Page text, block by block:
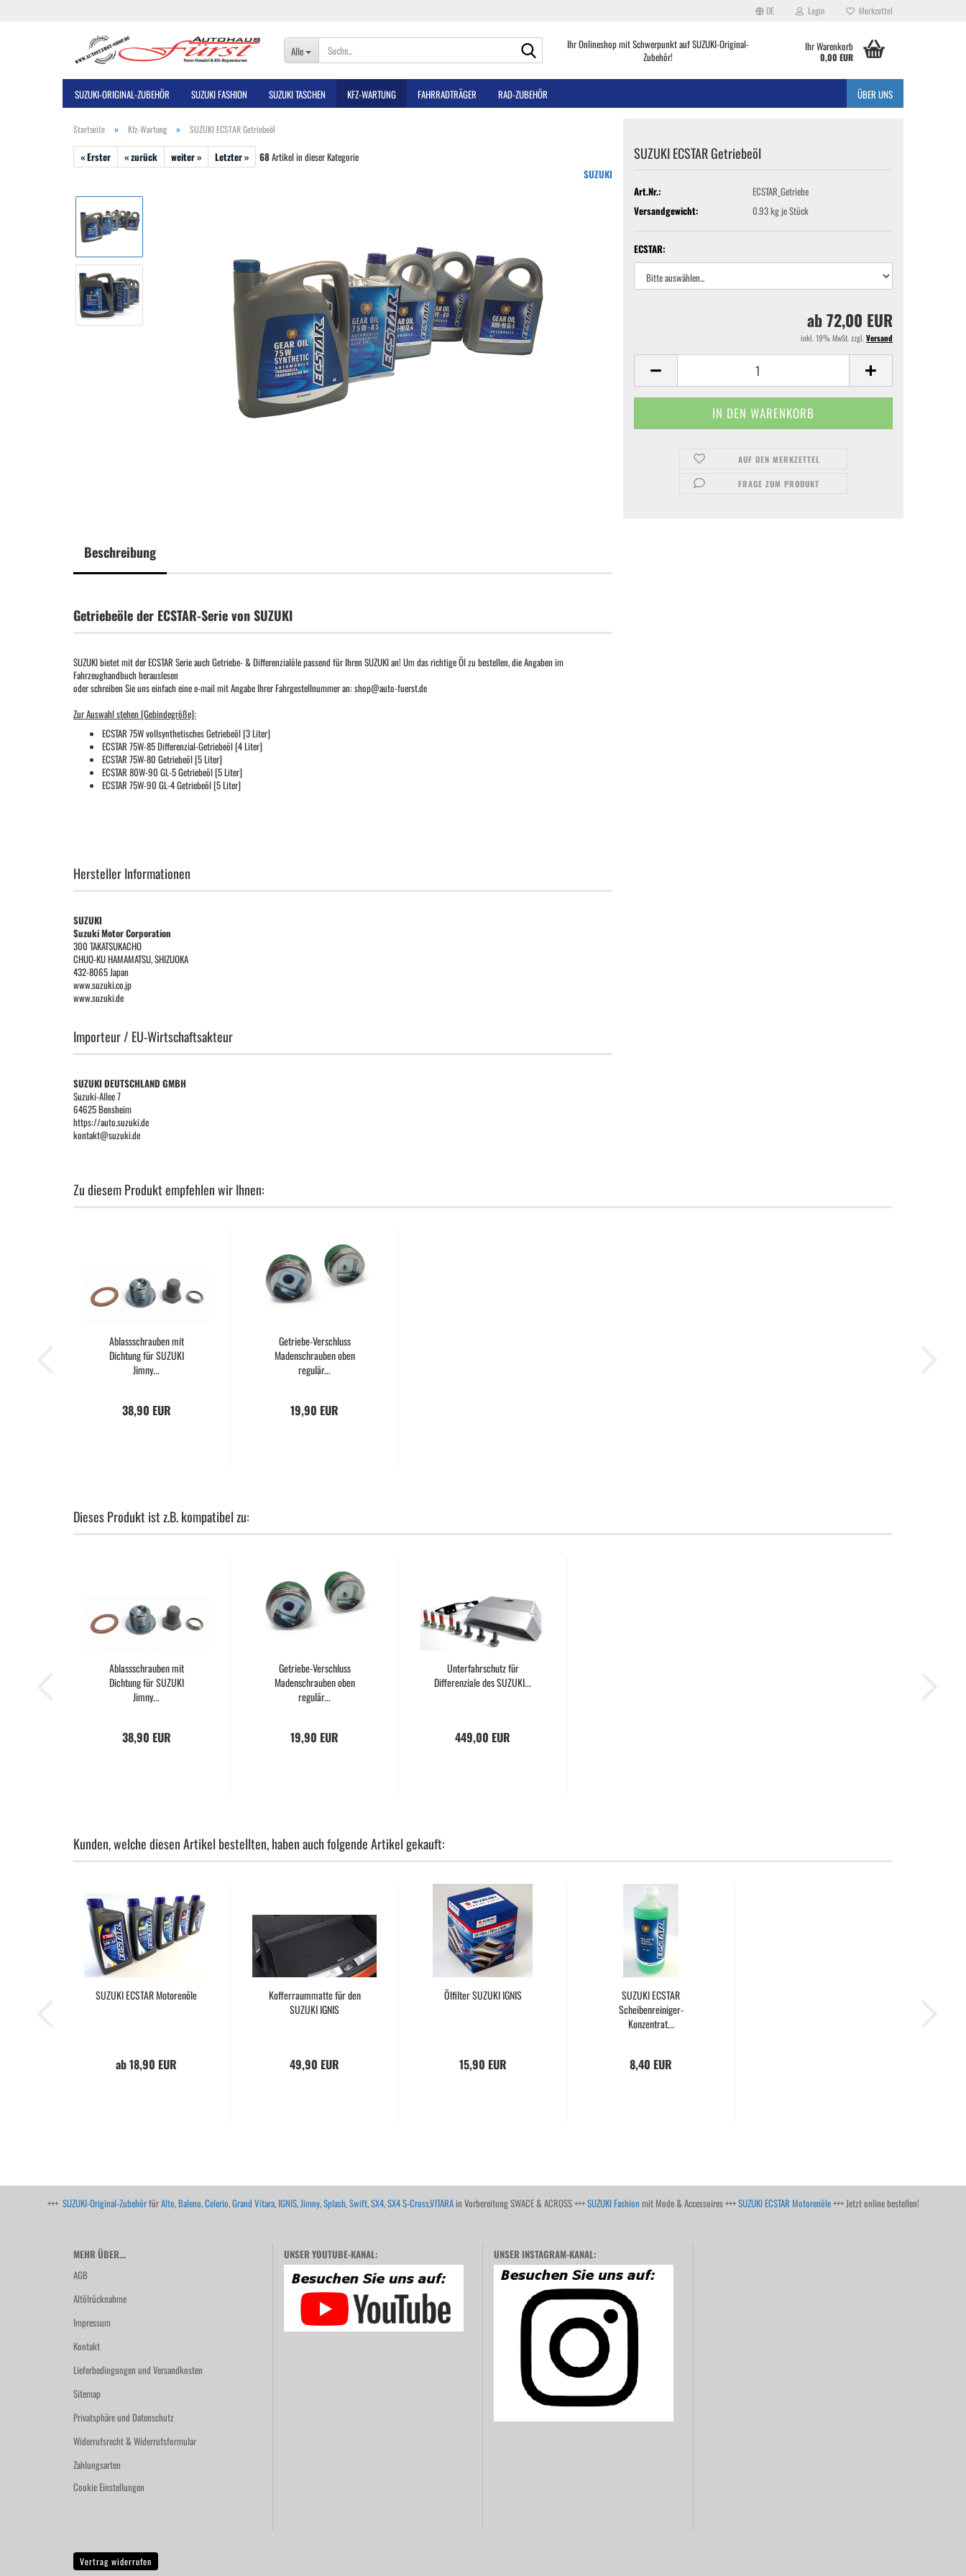
DE Login Merkzettel
Alle
Ihr Onlineshop mit Schwerpunkt auf SUZUKI-Original-
Zubehör!
Ihr Warenkorb
0,00 EUR
SUZUKI-ORIGINAL-ZUBEHÖR SUZUKI FASHION SUZUKI TASCHEN KFZ-WARTUNG FAHRRADTRÄGER RAD-ZUBEHÖR ÜBER UNS
Startseite » Kfz-Wartung » SUZUKI ECSTAR Getriebeöl
« Erster « zurück weiter » Letzter » 68Artikel in dieser Kategorie
SUZUKI
SUZUKI ECSTAR Getriebeöl
Art.Nr.:
ECSTAR_Getriebe
Versandgewicht:
0.93kg je Stück
ECSTAR:
ab 72,00 EUR
inkl. 19% MwSt. zzgl.Versand
AUF DEN MERKZETTEL
FRAGE ZUM PRODUKT
Beschreibung
Getriebeöle der ECSTAR-Serie von SUZUKI
SUZUKI bietet mit der ECSTAR Serie auch Getriebe- & Differenzialöle passend für Ihren SUZUKI an! Um das richtige Öl zu bestellen, die Angaben im
Fahrzeughandbuch herauslesen
oder schreiben Sie uns einfach eine e-mail mit Angabe Ihrer Fahrgestellnummer an: shop@auto-fuerst.de
Zur Auswahl stehen [Gebindegröße]:
ECSTAR 75W vollsynthetisches Getriebeöl [3 Liter]
ECSTAR 75W-85 Differenzial-Getriebeöl [4 Liter]
ECSTAR 75W-80 Getriebeöl [5 Liter]
ECSTAR 80W-90 GL-5 Getriebeöl [5 Liter]
ECSTAR 75W-90 GL-4 Getriebeöl [5 Liter]
Hersteller Informationen
SUZUKI
Suzuki Motor Corporation
300 TAKATSUKACHO
CHUO-KU HAMAMATSU, SHIZUOKA
432-8065 Japan
www.suzuki.co.jp
www.suzuki.de
Importeur / EU-Wirtschaftsakteur
SUZUKI DEUTSCHLAND GMBH
Suzuki-Allee 7
64625 Bensheim
https://auto.suzuki.de
kontakt@suzuki.de
Zu diesem Produkt empfehlen wir Ihnen:
Ablassschrauben mit
Dichtung für SUZUKI
Jimny...
38,90 EUR
Getriebe-Verschluss
Madenschrauben oben
regulär...
19,90 EUR
Dieses Produkt ist z.B. kompatibel zu:
Ablassschrauben mit
Dichtung für SUZUKI
Jimny...
38,90 EUR
Getriebe-Verschluss
Madenschrauben oben
regulär...
19,90 EUR
Unterfahrschutz für
Differenziale des SUZUKI...
449,00 EUR
Kunden, welche diesen Artikel bestellten, haben auch folgende Artikel gekauft:
SUZUKI ECSTAR Motorenöle
ab 18,90 EUR
Kofferraummatte für den
SUZUKI IGNIS
49,90 EUR
Ölfilter SUZUKI IGNIS
15,90 EUR
SUZUKI ECSTAR
Scheibenreiniger-
Konzentrat...
8,40 EUR
+++ SUZUKI-Original-ZubehörfürAlto,Baleno,Celerio,Grand Vitara, IGNIS,Jimny,Splash,Swift,SX4,SX4 S-Cross,VITARAin Vorbereitung SWACE & ACROSS +++SUZUKI Fashion mit Mode & Accessoires +++SUZUKI ECSTAR Motorenöle+++ Jetzt online bestellen!
MEHR ÜBER...
AGB
Altölrücknahme
Impressum
Kontakt
Lieferbedingungen und Versandkosten
Sitemap
Privatsphäre und Datenschutz
Widerrufsrecht & Widerrufsformular
Zahlungsarten
Cookie Einstellungen
UNSER YOUTUBE-KANAL: UNSER INSTAGRAM-KANAL:
Vertrag widerrufen